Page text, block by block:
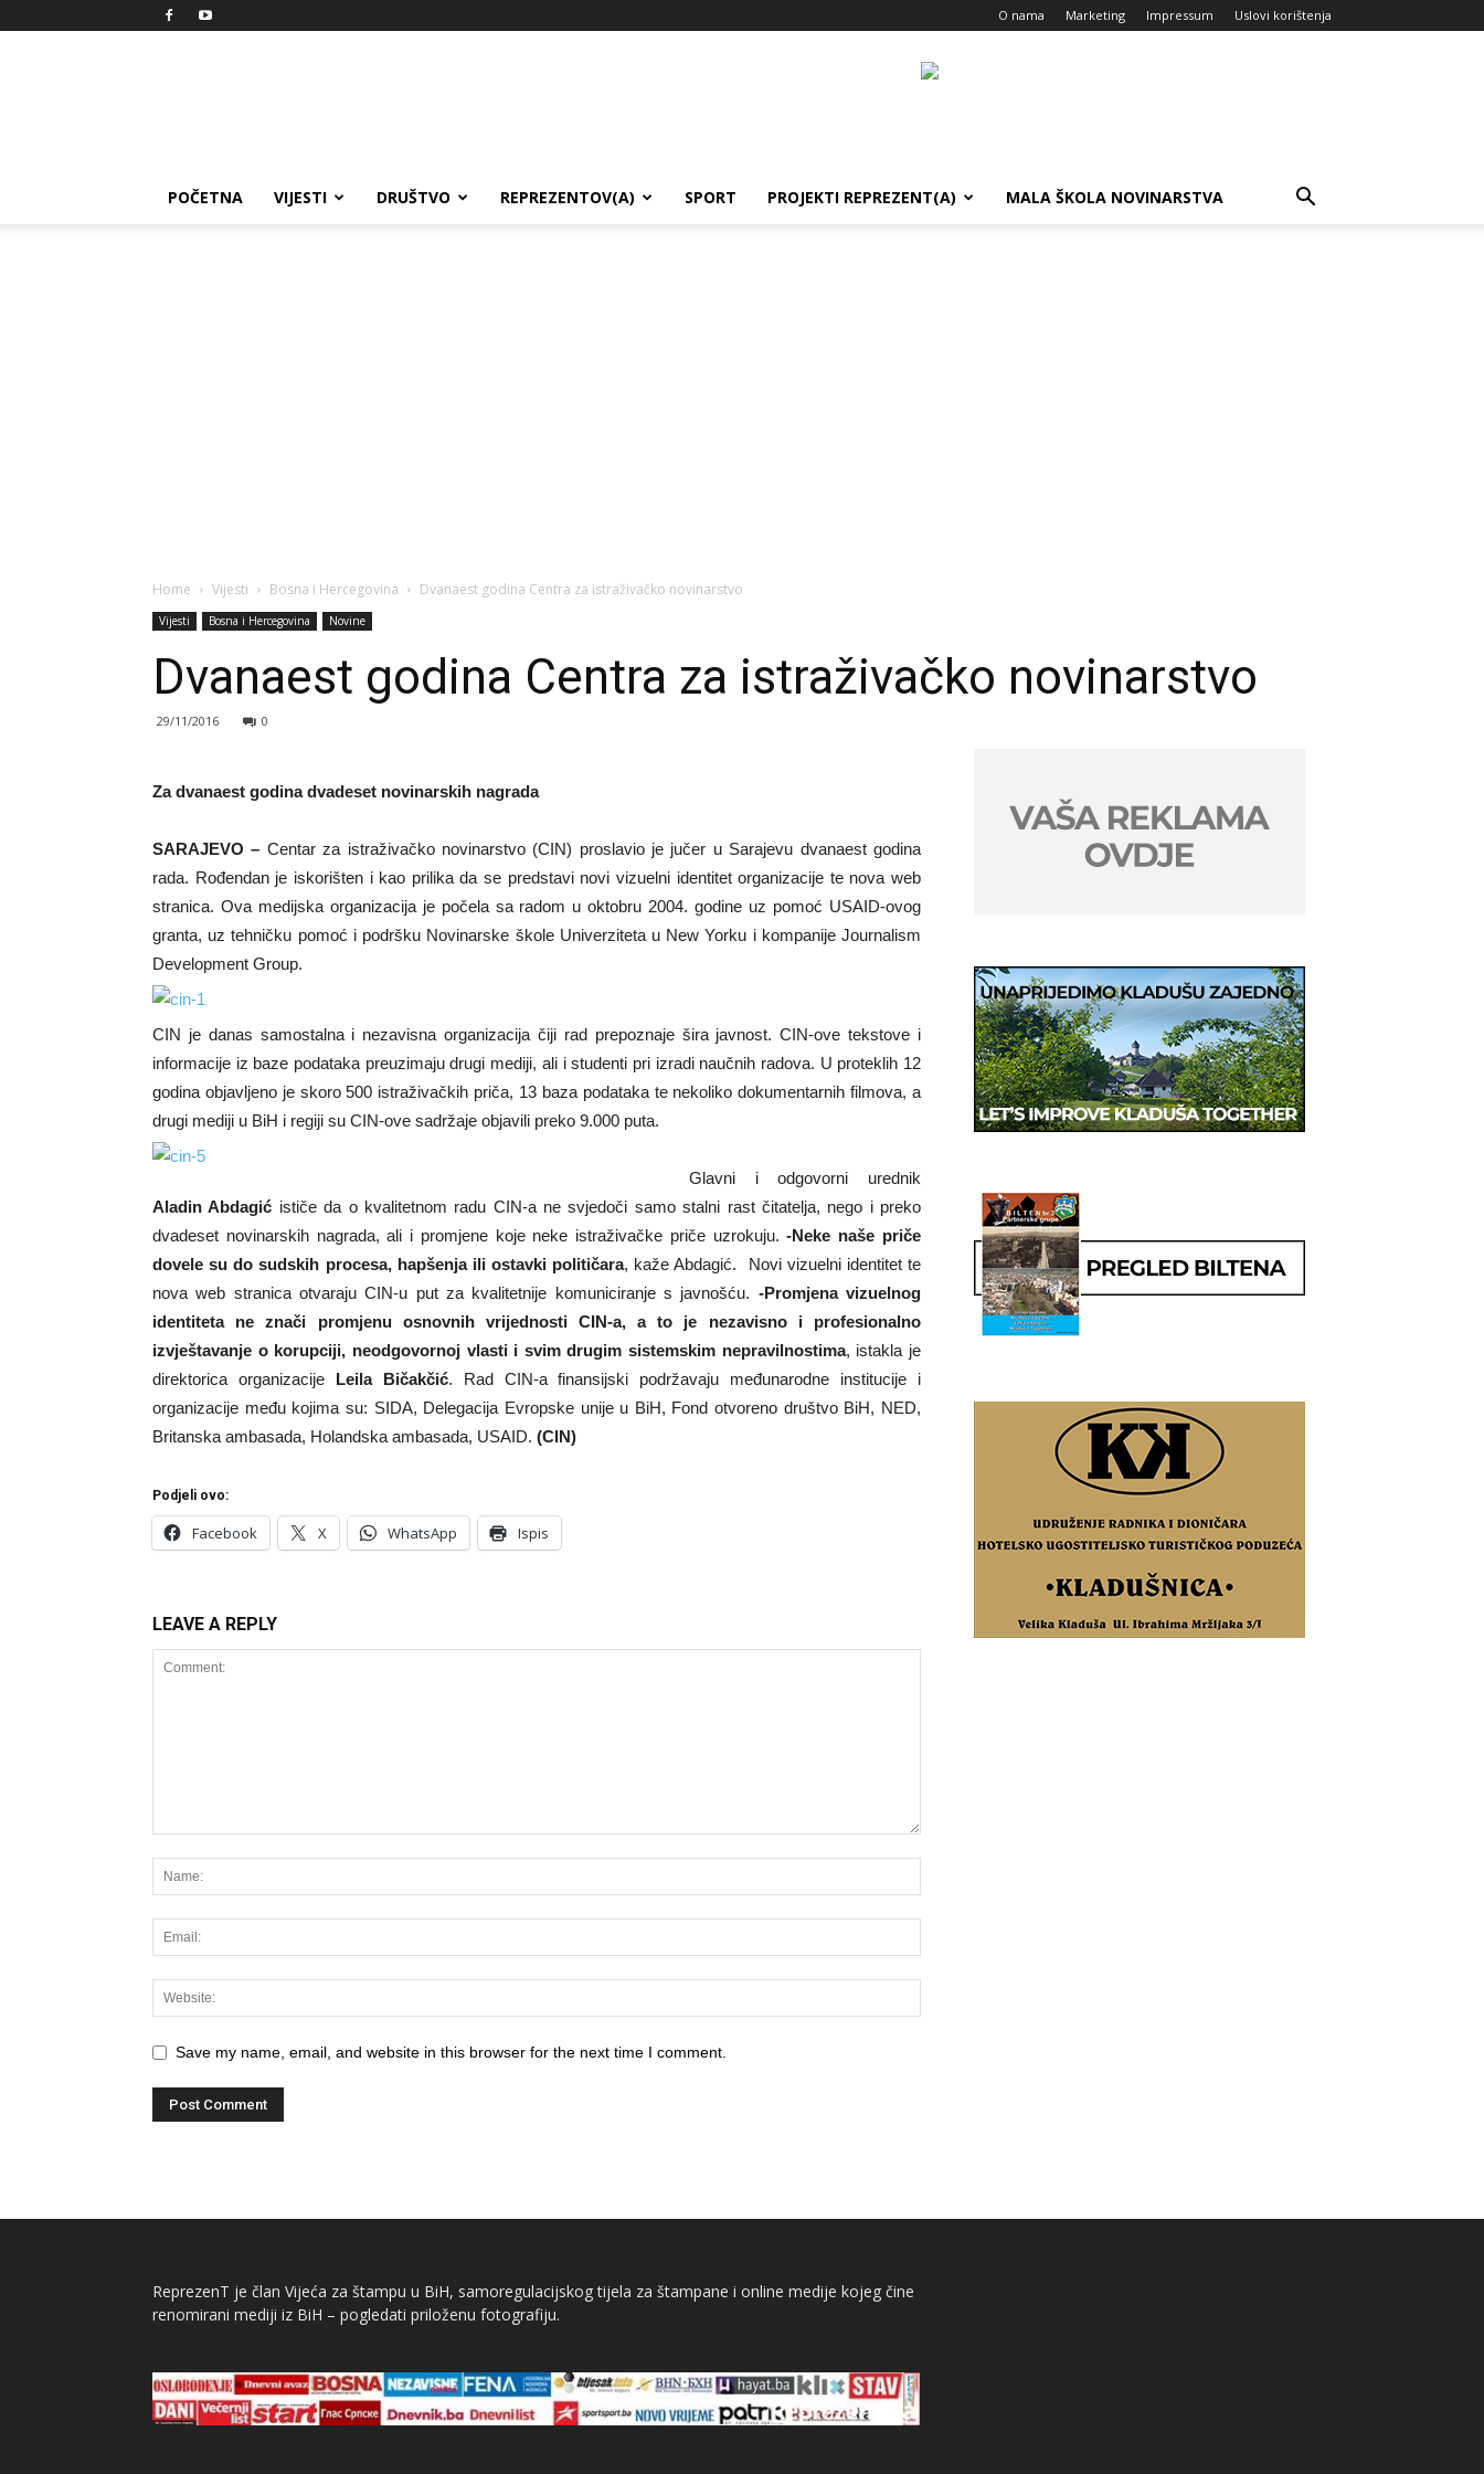
O nama Marketing Impressum Uslovi korištenja
POČETNA VIJESTI DRUŠTVO REPREZENTOV(A) SPORT PROJEKTI REPREZENT(A) MALA ŠKOLA NOVINARSTVA
Home Vijesti Bosna i Hercegovina Dvanaest godina Centra za istraživačko novinarstvo
Vijesti Bosna i Hercegovina Novine
Dvanaest godina Centra za istraživačko novinarstvo
29/11/2016 0
Za dvanaest godina dvadeset novinarskih nagrada
SARAJEVO – Centar za istraživačko novinarstvo (CIN) proslavio je jučer u Sarajevu dvanaest godina
rada. Rođendan je iskorišten i kao prilika da se predstavi novi vizuelni identitet organizacije te nova web
stranica. Ova medijska organizacija je počela sa radom u oktobru 2004. godine uz pomoć USAID-ovog
granta, uz tehničku pomoć i podršku Novinarske škole Univerziteta u New Yorku i kompanije Journalism
Development Group.
CIN je danas samostalna i nezavisna organizacija čiji rad prepoznaje šira javnost. CIN-ove tekstove i
informacije iz baze podataka preuzimaju drugi mediji, ali i studenti pri izradi naučnih radova. U proteklih 12
godina objavljeno je skoro 500 istraživačkih priča, 13 baza podataka te nekoliko dokumentarnih filmova, a
drugi mediji u BiH i regiji su CIN-ove sadržaje objavili preko 9.000 puta.
Glavni i odgovorni urednik
Aladin Abdagić ističe da o kvalitetnom radu CIN-a ne svjedoči samo stalni rast čitatelja, nego i preko
dvadeset novinarskih nagrada, ali i promjene koje neke istraživačke priče uzrokuju.-Neke naše priče
dovele su do sudskih procesa, hapšenja ili ostavki političara, kaže Abdagić. Novi vizuelni identitet te
nova web stranica otvaraju CIN-u put za kvalitetnije komuniciranje s javnošću. -Promjena vizuelnog
identiteta ne znači promjenu osnovnih vrijednosti CIN-a, a to je nezavisno i profesionalno
izvještavanje o korupciji, neodgovornoj vlasti i svim drugim sistemskim nepravilnostima, istakla je
direktorica organizacije Leila Bičakčić. Rad CIN-a finansijski podržavaju međunarodne institucije i
organizacije među kojima su: SIDA, Delegacija Evropske unije u BiH, Fond otvoreno društvo BiH, NED,
Britanska ambasada, Holandska ambasada, USAID. (CIN)
Podjeli ovo:
Facebook X WhatsApp Ispis
LEAVE A REPLY
Save my name, email, and website in this browser for the next time I comment.
ReprezenT je član Vijeća za štampu u BiH, samoregulacijskog tijela za štampane i online medije kojeg čine
renomirani mediji iz BiH – pogledati priloženu fotografiju.